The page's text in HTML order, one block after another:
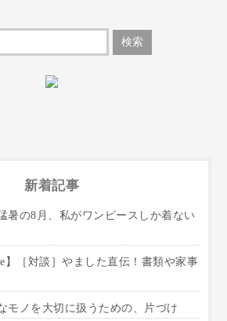
新着記事
暑の8月、私がワンピースしか着ない
】［対談］やました直伝！書類や家事
モノを大切に扱うための、片づけ